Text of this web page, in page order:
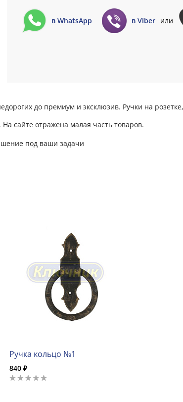
в WhatsApp в Viber или
до премиум и эксклюзив. Ручки на
сайте отражена малая часть товаров.
под ваши задачи
Ручка кольцо №1
840 ₽